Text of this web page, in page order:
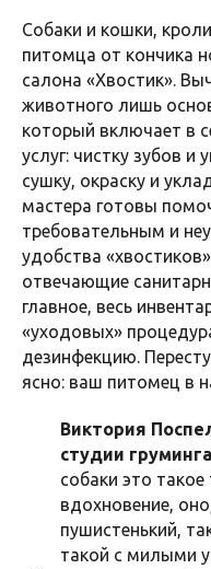
Собаки и кошки,
питомца от кончика
салона «Хвостик».
животного лишь
который включает в
услуг: чистку зубов и
сушку, окраску и
мастера готовы
требовательным и
удобства
отвечающие
главное, весь
«уходовых»
дезинфекцию.
ясно: ваш питомец в
Виктория
студии
собаки это
вдохновение,
пушистенький,
такой с милыми